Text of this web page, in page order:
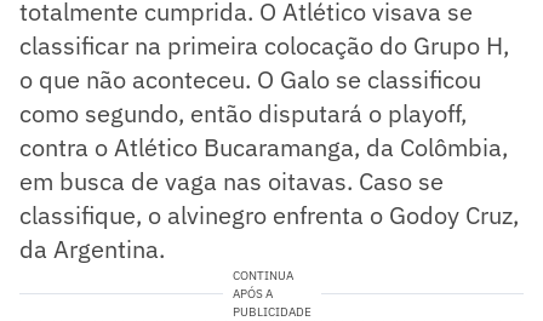
totalmente cumprida. O Atlético visava se
classificar na primeira colocação do Grupo H,
o que não aconteceu. O Galo se classificou
como segundo, então disputará o playoff,
contra o Atlético Bucaramanga, da Colômbia,
em busca de vaga nas oitavas. Caso se
classifique, o alvinegro enfrenta o Godoy Cruz,
da Argentina.
CONTINUA
APÓS A
PUBLICIDADE